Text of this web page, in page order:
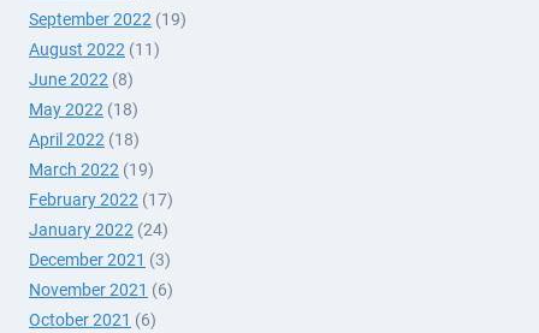
September 2022 (19)
August 2022 (11)
June 2022 (8)
May 2022 (18)
April 2022 (18)
March 2022 (19)
February 2022 (17)
January 2022 (24)
December 2021 (3)
November 2021 (6)
October 2021 (6)